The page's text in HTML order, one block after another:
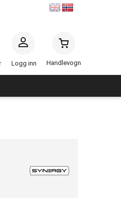
Logg inn Handlevogn